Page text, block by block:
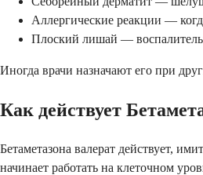
Аллергические реакции —
Плоский лишай —
Иногда врачи назначают его при
Как действует
Бетаметазона валерат действует,
начинает работать на клеточном